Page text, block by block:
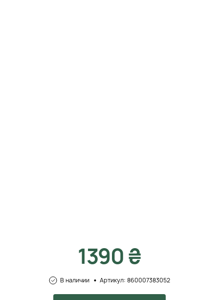
1390 ₴
В наличии Артикул: 860007383052